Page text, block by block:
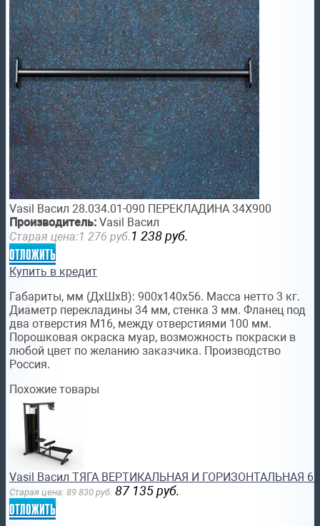
Vasil Васил 28.034.01-090 ПЕРЕКЛАДИНА 34Х900
Производитель: Vasil Васил
Старая цена:1 276 руб. 1 238 руб.
отложить
Купить в кредит
Габариты, мм (ДхШхВ): 900х140х56. Масса нетто 3 кг.
Диаметр перекладины 34 мм, стенка 3 мм. Фланец под
два отверстия М16, между отверстиями 100 мм.
Порошковая окраска муар, возможность покраски в
любой цвет по желанию заказчика. Производство
Россия.
Похожие товары
Vasil Васил ТЯГА ВЕРТИКАЛЬНАЯ И ГОРИЗОНТАЛЬНАЯ
Старая цена: 89 830 руб. 87 135 руб.
отложить